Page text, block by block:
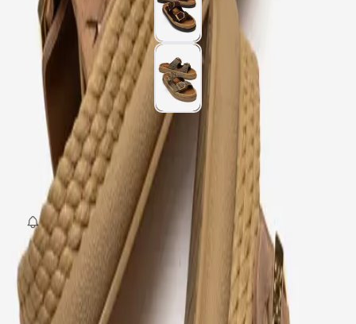
Beden
37 38 39 40
SEPETE EKLE
Fırsat Kombini Componenti Buraya Gelecek